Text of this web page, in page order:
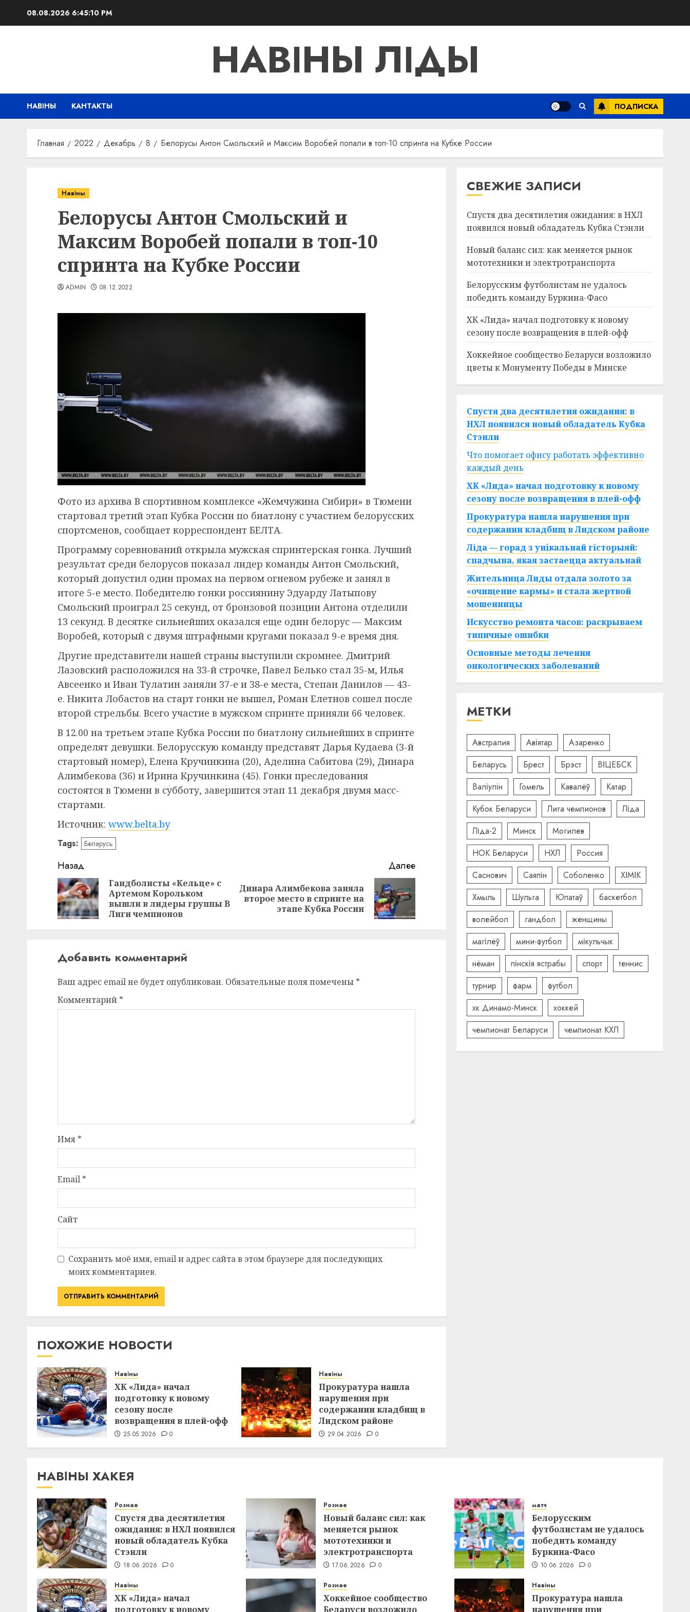
08.08.2026 6:45:11 PM
НАВІНЫ ЛІДЫ
НАВІНЫ КАНТАКТЫ ПОДПИСКА
Главная 2022 Декабрь 8 Белорусы Антон Смольский и Максим Воробей попали в топ-10 спринта на Кубке России
Навіны
Белорусы Антон Смольский и
Максим Воробей попали в топ-10
спринта на Кубке России
ADMIN 08.12.2022
Фото из архива В спортивном комплексе «Жемчужина Сибири» в Тюмени
стартовал третий этап Кубка России по биатлону с участием белорусских
спортсменов, сообщает корреспондент БЕЛТА.
Программу соревнований открыла мужская спринтерская гонка. Лучший
результат среди белорусов показал лидер команды Антон Смольский,
который допустил один промах на первом огневом рубеже и занял в
итоге 5-е место. Победителю гонки россиянину Эдуарду Латыпову
Смольский проиграл 25 секунд, от бронзовой позиции Антона отделили
13 секунд. В десятке сильнейших оказался еще один белорус — Максим
Воробей, который с двумя штрафными кругами показал 9-е время дня.
Другие представители нашей страны выступили скромнее. Дмитрий
Лазовский расположился на 33-й строчке, Павел Белько стал 35-м, Илья
Авсеенко и Иван Тулатин заняли 37-е и 38-е места, Степан Данилов — 43-
е. Никита Лобастов на старт гонки не вышел, Роман Елетнов сошел после
второй стрельбы. Всего участие в мужском спринте приняли 66 человек.
В 12.00 на третьем этапе Кубка России по биатлону сильнейших в спринте
определят девушки. Белорусскую команду представят Дарья Кудаева (3-й
стартовый номер), Елена Кручинкина (20), Аделина Сабитова (29), Динара
Алимбекова (36) и Ирина Кручинкина (45). Гонки преследования
состоятся в Тюмени в субботу, завершится этап 11 декабря двумя масс-
стартами.
Источник: www.belta.by
Tags: Беларусь
Навигация
записи
Назад
Предыдущая
Гандболисты «Кельце» с
Артемом Корольком
вышли в лидеры группы В
Лиги чемпионов
Далее
Следующая
Динара Алимбекова заняла
второе место в спринте на
этапе Кубка России
Добавить комментарий
Ваш адрес email не будет опубликован. Обязательные поля помечены *
Комментарий *
Имя *
Email *
Сайт
Сохранить моё имя, email и адрес сайта в этом браузере для последующих
моих комментариев.
ПОХОЖИЕ НОВОСТИ
Навіны
ХК «Лида» начал
подготовку к новому
сезону после
возвращения в плей-офф
25.05.2026 0
Навіны
Прокуратура нашла
нарушения при
содержании кладбищ в
Лидском районе
29.04.2026 0
СВЕЖИЕ ЗАПИСИ
Спустя два десятилетия ожидания: в НХЛ
появился новый обладатель Кубка Стэнли
Новый баланс сил: как меняется рынок
мототехники и электротранспорта
Белорусским футболистам не удалось
победить команду Буркина-Фасо
ХК «Лида» начал подготовку к новому
сезону после возвращения в плей-офф
Хоккейное сообщество Беларуси возложило
цветы к Монументу Победы в Минске
Спустя два десятилетия ожидания: в
НХЛ появился новый обладатель Кубка
Стэнли
Что помогает офису работать эффективно
каждый день
ХК «Лида» начал подготовку к новому
сезону после возвращения в плей-офф
Прокуратура нашла нарушения при
содержании кладбищ в Лидском районе
Ліда — горад з унікальнай гісторыяй:
спадчына, якая застаецца актуальнай
Жительница Лиды отдала золото за
«очищение кармы» и стала жертвой
мошенницы
Искусство ремонта часов: раскрываем
типичные ошибки
Основные методы лечения
онкологических заболеваний
МЕТКИ
Австралия Авіятар
Азаренко
Беларусь
Брест Брэст
ВІЦЕБСК
Валіулін
Гомель Кавалёў
Катар
Кубок Беларуси
Лига чемпионов
Ліда
Ліда-2
Минск
Могилев
НОК Беларуси
НХЛ
Россия
Саснович
Саяпін Соболенко
ХІМІК
Хмыль
Шульга Юпатаў
баскетбол
волейбол
гандбол
женщины
магілёў
мини-футбол
мікульчык
нёман
пінскія ястрабы спорт
теннис
турнир
фарм
футбол
хк Динамо-Минск
хоккей
чемпионат Беларуси
чемпионат КХЛ
НАВІНЫ ХАКЕЯ
Рознае
Спустя два десятилетия
ожидания: в НХЛ появился
новый обладатель Кубка
Стэнли
18.06.2026 0
Рознае
Новый баланс сил: как
меняется рынок
мототехники и
электротранспорта
17.06.2026 0
матч
Белорусским
футболистам не удалось
победить команду
Буркина-Фасо
10.06.2026 0
Навіны
ХК «Лида» начал
подготовку к новому
Рознае
Хоккейное сообщество
Беларуси возложило
Навіны
Прокуратура нашла
нарушения при